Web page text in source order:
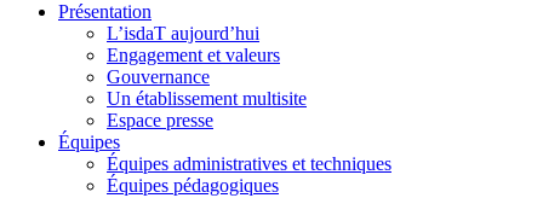
Présentation
L’isdaT aujourd’hui
Engagement et valeurs
Gouvernance
Un établissement multisite
Espace presse
Équipes
Équipes administratives et techniques
Équipes pédagogiques